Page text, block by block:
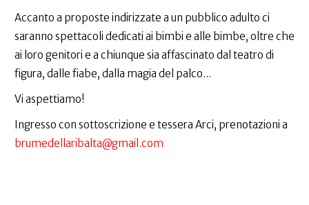
Accanto a proposte indirizzate a un pubblico adulto ci
saranno spettacoli dedicati ai bimbi e alle bimbe, oltre che
ai loro genitori e a chiunque sia affascinato dal teatro di
figura, dalle fiabe, dalla magia del palco...
Vi aspettiamo!
Ingresso con sottoscrizione e tessera Arci, prenotazioni a
brumedellaribalta@gmail.com